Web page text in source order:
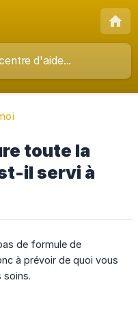
toute la
il servi à
de formule de
à prévoir de quoi vous
soins.